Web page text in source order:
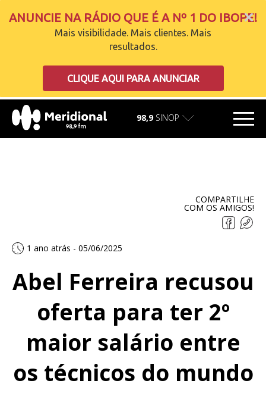
ANUNCIE NA RÁDIO QUE É A Nº 1 DO IBOPE!
Mais visibilidade. Mais clientes. Mais
resultados.
CLIQUE AQUI PARA ANUNCIAR
98,9 SINOP
COMPARTILHE
COM OS AMIGOS!
1 ano atrás - 05/06/2025
Abel Ferreira recusou
oferta para ter 2º
maior salário entre
os técnicos do mundo